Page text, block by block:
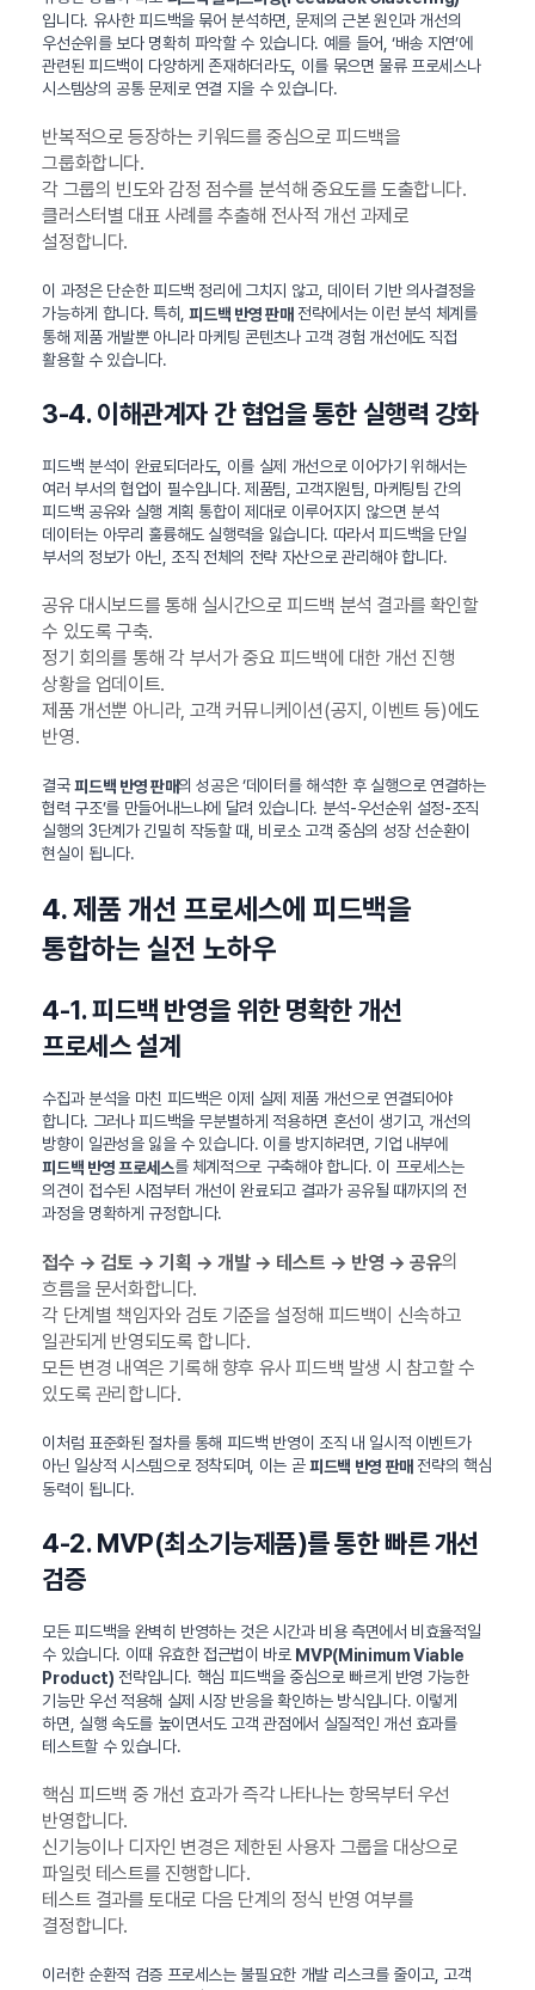
입니다. 유사한 피드백을 묶어 분석하면, 문제의 근본 원인과 개선의
우선순위를 보다 명확히 파악할 수 있습니다. 예를 들어, ‘배송 지연’에
관련된 피드백이 다양하게 존재하더라도, 이를 묶으면 물류 프로세스나
시스템상의 공통 문제로 연결 지을 수 있습니다.
반복적으로 등장하는 키워드를 중심으로 피드백을
그룹화합니다.
각 그룹의 빈도와 감정 점수를 분석해 중요도를 도출합니다.
클러스터별 대표 사례를 추출해 전사적 개선 과제로
설정합니다.
이 과정은 단순한 피드백 정리에 그치지 않고, 데이터 기반 의사결정을
가능하게 합니다. 특히,피드백 반영 판매전략에서는 이런 분석 체계를
통해 제품 개발뿐 아니라 마케팅 콘텐츠나 고객 경험 개선에도 직접
활용할 수 있습니다.
3-4. 이해관계자 간 협업을 통한 실행력 강화
피드백 분석이 완료되더라도, 이를 실제 개선으로 이어가기 위해서는
여러 부서의 협업이 필수입니다. 제품팀, 고객지원팀, 마케팅팀 간의
피드백 공유와 실행 계획 통합이 제대로 이루어지지 않으면 분석
데이터는 아무리 훌륭해도 실행력을 잃습니다. 따라서 피드백을 단일
부서의 정보가 아닌, 조직 전체의 전략 자산으로 관리해야 합니다.
공유 대시보드를 통해 실시간으로 피드백 분석 결과를 확인할
수 있도록 구축.
정기 회의를 통해 각 부서가 중요 피드백에 대한 개선 진행
상황을 업데이트.
제품 개선뿐 아니라, 고객 커뮤니케이션(공지, 이벤트 등)에도
반영.
결국피드백 반영 판매의 성공은 ‘데이터를 해석한 후 실행으로 연결하는
협력 구조’를 만들어내느냐에 달려 있습니다. 분석-우선순위 설정-조직
실행의 3단계가 긴밀히 작동할 때, 비로소 고객 중심의 성장 선순환이
현실이 됩니다.
4. 제품 개선 프로세스에 피드백을
통합하는 실전 노하우
4-1. 피드백 반영을 위한 명확한 개선
프로세스 설계
수집과 분석을 마친 피드백은 이제 실제 제품 개선으로 연결되어야
합니다. 그러나 피드백을 무분별하게 적용하면 혼선이 생기고, 개선의
방향이 일관성을 잃을 수 있습니다. 이를 방지하려면, 기업 내부에
피드백 반영 프로세스를 체계적으로 구축해야 합니다. 이 프로세스는
의견이 접수된 시점부터 개선이 완료되고 결과가 공유될 때까지의 전
과정을 명확하게 규정합니다.
접수 → 검토 → 기획 → 개발 → 테스트 → 반영 → 공유의
흐름을 문서화합니다.
각 단계별 책임자와 검토 기준을 설정해 피드백이 신속하고
일관되게 반영되도록 합니다.
모든 변경 내역은 기록해 향후 유사 피드백 발생 시 참고할 수
있도록 관리합니다.
이처럼 표준화된 절차를 통해 피드백 반영이 조직 내 일시적 이벤트가
아닌 일상적 시스템으로 정착되며, 이는 곧피드백 반영 판매전략의 핵심
동력이 됩니다.
4-2. MVP(최소기능제품)를 통한 빠른 개선
검증
모든 피드백을 완벽히 반영하는 것은 시간과 비용 측면에서 비효율적일
수 있습니다. 이때 유효한 접근법이 바로 MVP(Minimum Viable
Product) 전략입니다. 핵심 피드백을 중심으로 빠르게 반영 가능한
기능만 우선 적용해 실제 시장 반응을 확인하는 방식입니다. 이렇게
하면, 실행 속도를 높이면서도 고객 관점에서 실질적인 개선 효과를
테스트할 수 있습니다.
핵심 피드백 중 개선 효과가 즉각 나타나는 항목부터 우선
반영합니다.
신기능이나 디자인 변경은 제한된 사용자 그룹을 대상으로
파일럿 테스트를 진행합니다.
테스트 결과를 토대로 다음 단계의 정식 반영 여부를
결정합니다.
이러한 순환적 검증 프로세스는 불필요한 개발 리스크를 줄이고, 고객